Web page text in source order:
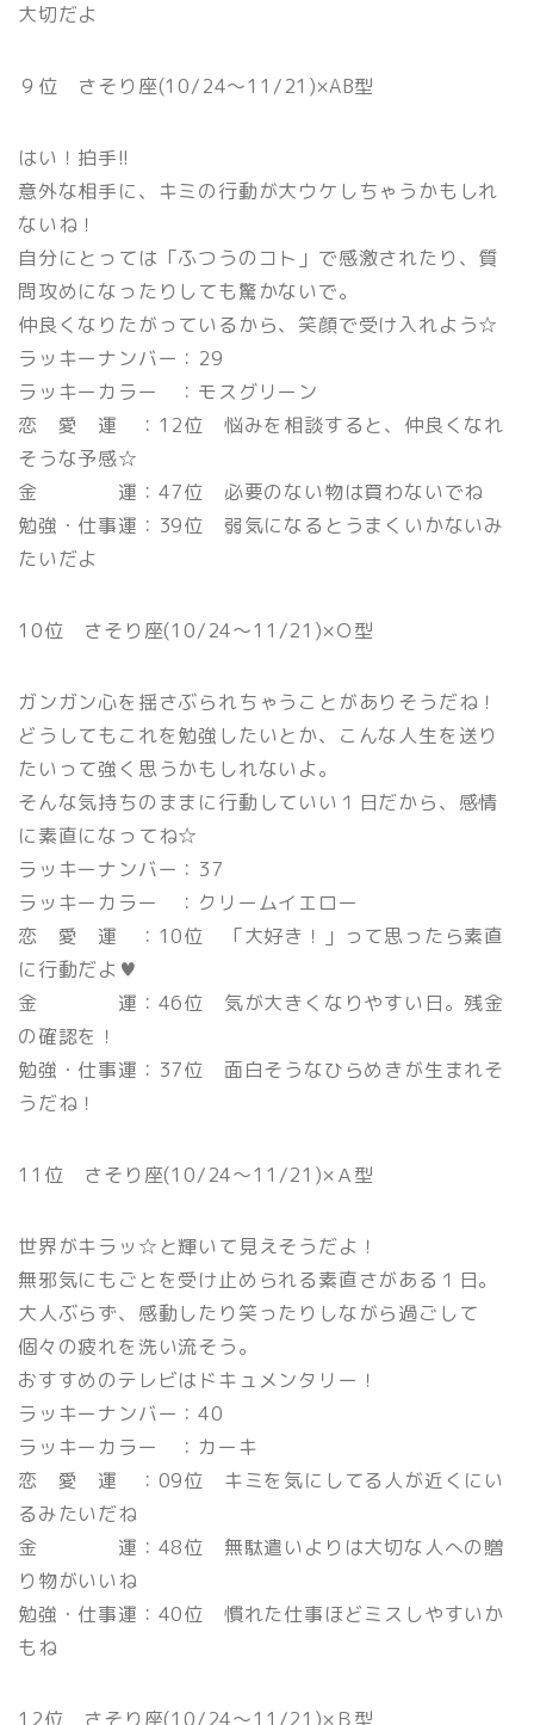
大切だよ
９位 さそり座(10/24〜11/21)×AB型
はい！拍手!!
意外な相手に、キミの行動が大ウケしちゃうかもしれ
ないね！
自分にとっては「ふつうのコト」で感激されたり、質
問攻めになったりしても驚かないで。
仲良くなりたがっているから、笑顔で受け入れよう☆
ラッキーナンバー：29
ラッキーカラー ：モスグリーン
恋 愛 運 ：12位 悩みを相談すると、仲良くなれ
そうな予感☆
金 運：47位 必要のない物は買わないでね
勉強・仕事運：39位 弱気になるとうまくいかないみ
たいだよ
10位 さそり座(10/24〜11/21)×Ｏ型
ガンガン心を揺さぶられちゃうことがありそうだね！
どうしてもこれを勉強したいとか、こんな人生を送り
たいって強く思うかもしれないよ。
そんな気持ちのままに行動していい１日だから、感情
に素直になってね☆
ラッキーナンバー：37
ラッキーカラー ：クリームイエロー
恋 愛 運 ：10位 「大好き！」って思ったら素直
に行動だよ♥
金 運：46位 気が大きくなりやすい日。残金
の確認を！
勉強・仕事運：37位 面白そうなひらめきが生まれそ
うだね！
11位 さそり座(10/24〜11/21)×Ａ型
世界がキラッ☆と輝いて見えそうだよ！
無邪気にもごとを受け止められる素直さがある１日。
大人ぶらず、感動したり笑ったりしながら過ごして
個々の疲れを洗い流そう。
おすすめのテレビはドキュメンタリー！
ラッキーナンバー：40
ラッキーカラー ：カーキ
恋 愛 運 ：09位 キミを気にしてる人が近くにい
るみたいだね
金 運：48位 無駄遣いよりは大切な人への贈
り物がいいね
勉強・仕事運：40位 慣れた仕事ほどミスしやすいか
もね
12位 さそり座(10/24〜11/21)×Ｂ型